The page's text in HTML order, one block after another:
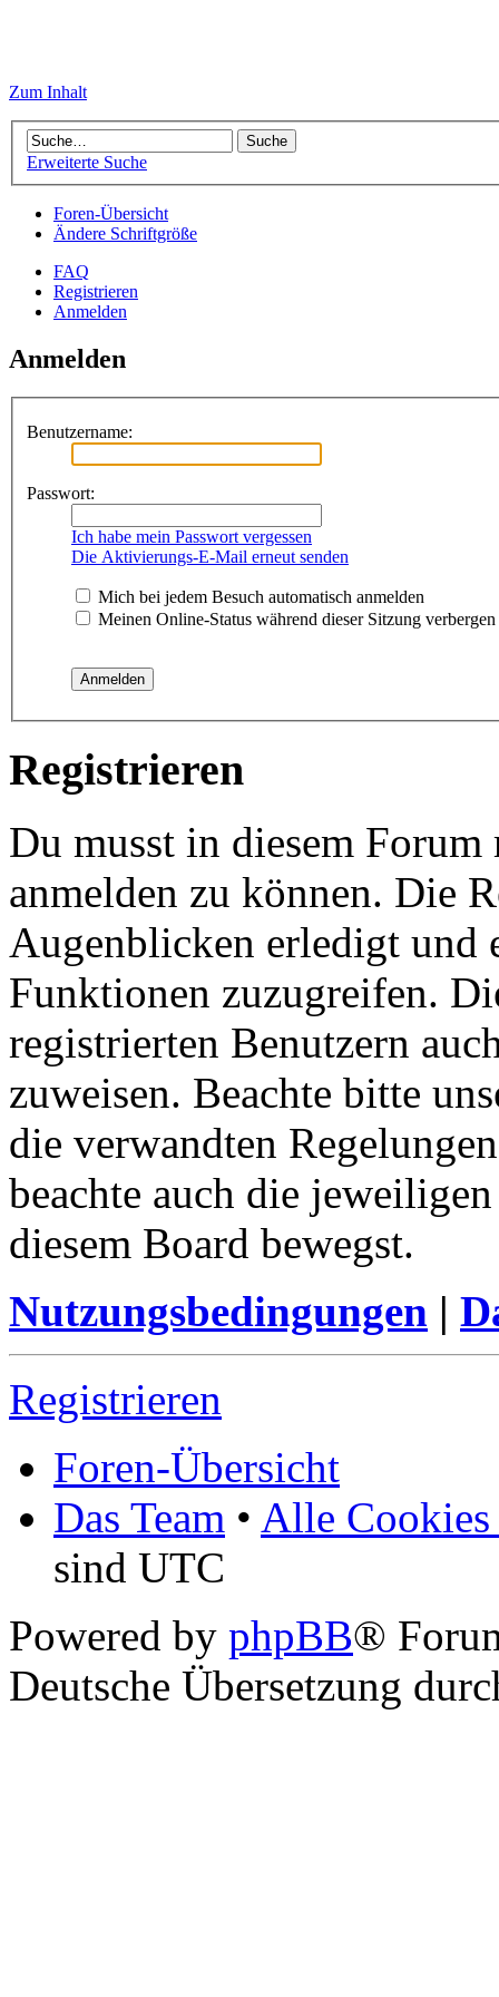
Zum Inhalt
Erweiterte Suche
Foren-Übersicht
Ändere Schriftgröße
FAQ
Registrieren
Anmelden
Anmelden
Benutzername:
Passwort:
Ich habe mein Passwort vergessen
Die Aktivierungs-E-Mail erneut senden
Mich bei jedem Besuch automatisch anmelden
Meinen Online-Status während dieser Sitzung verbergen
Registrieren
Du musst in diesem
anmelden zu können. Die
Augenblicken erledigt und
Funktionen zuzugreifen.
registrierten Benutzern
zuweisen. Beachte bitte
die verwandten
beachte auch die
diesem Board bewegst.
Nutzungsbedingungen |
Registrieren
Foren-Übersicht
Das Team • Alle Cookies
sind UTC
Powered by phpBB®
Deutsche Übersetzung